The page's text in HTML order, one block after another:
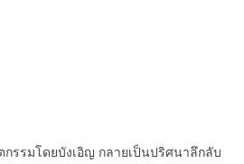
รรมโดยบังเอิญ กลายเป็นปริศนาลึกลับ